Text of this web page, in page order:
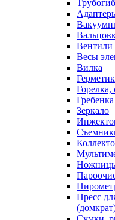
Трубогиб
Вентили
Весы
Вилка
Герметик
Горелка,
Гребенка
Зеркало
Пресс